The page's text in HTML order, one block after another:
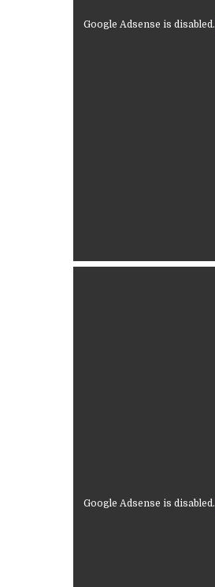
Google Adsense is disabled.
Google Adsense is disabled.